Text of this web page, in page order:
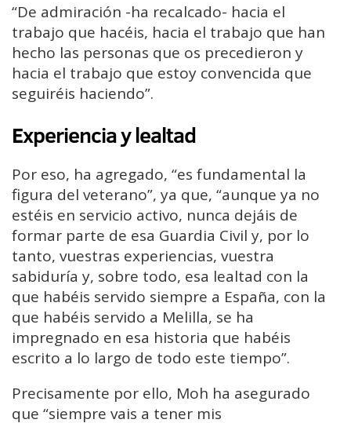
“De admiración -ha recalcado- hacia el
trabajo que hacéis, hacia el trabajo que han
hecho las personas que os precedieron y
hacia el trabajo que estoy convencida que
seguiréis haciendo”.
Experiencia y lealtad
Por eso, ha agregado, “es fundamental la
figura del veterano”, ya que, “aunque ya no
estéis en servicio activo, nunca dejáis de
formar parte de esa Guardia Civil y, por lo
tanto, vuestras experiencias, vuestra
sabiduría y, sobre todo, esa lealtad con la
que habéis servido siempre a España, con la
que habéis servido a Melilla, se ha
impregnado en esa historia que habéis
escrito a lo largo de todo este tiempo”.
Precisamente por ello, Moh ha asegurado
que “siempre vais a tener mis